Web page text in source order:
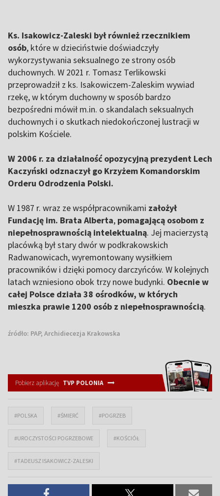
Ks. Isakowicz-Zaleski był również rzecznikiem
osób, które w dzieciństwie doświadczyły
wykorzystywania seksualnego ze strony osób
duchownych. W 2021 r. Tomasz Terlikowski
przeprowadził z ks. Isakowiczem-Zaleskim wywiad
rzekę, w którym duchowny w sposób bardzo
bezpośredni mówił m.in. o skandalach seksualnych
duchownych i o skutkach niedokończonej lustracji w
polskim Kościele.
W 2006 r. za działalność opozycyjną prezydent Lech
Kaczyński odznaczył go Krzyżem Komandorskim
Orderu Odrodzenia Polski.
W 1987 r. wraz ze współpracownikami założył
Fundację im. Brata Alberta, pomagającą osobom z
niepełnosprawnością intelektualną. Jej macierzystą
placówką był stary dwór w podkrakowskich
Radwanowicach, wyremontowany wysiłkiem
pracowników i dzięki pomocy darczyńców. W kolejnych
latach wzniesiono obok trzy nowe budynki. Obecnie w
całej Polsce działa 38 ośrodków, w których
mieszka prawie 1200 osób z niepełnosprawnością.
źródło: PAP, Archidiecezja Krakowska
Pobierz aplikację TVP POLONIA
#POLSKA #ŚMIERĆ #POGRZEB
#UROCZYSTOŚCI POGRZEBOWE #KOŚCIÓŁ
#TADEUSZ ISAKOWICZ-ZALESKI